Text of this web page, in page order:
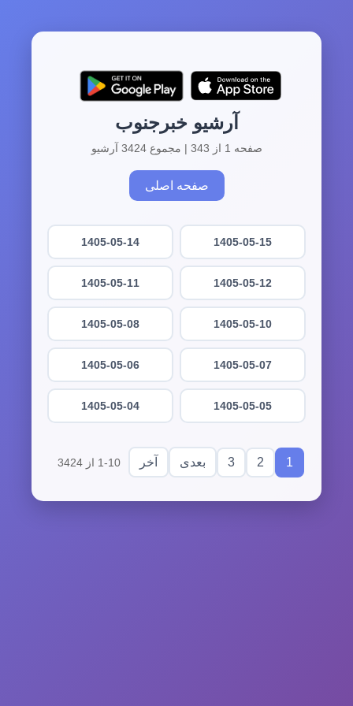
آرشیو خبرجنوب
صفحه 1 از 343 | مجموع 3424 آرشیو
صفحه اصلی
1405-05-15
1405-05-14
1405-05-12
1405-05-11
1405-05-10
1405-05-08
1405-05-07
1405-05-06
1405-05-05
1405-05-04
1
2
3 بعدی آخر 1-10 از 3424